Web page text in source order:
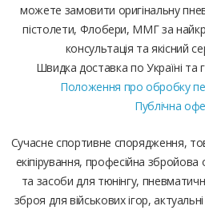
можете замовити оригінальну
пістолети, Флобери, ММГ за
консультація та якісний
Швидка доставка по Україні та
Положення про обробку
Публічна
Сучасне спортивне спорядження,
екіпірування, професійна
та засоби для тюнінгу,
зброя для військових ігор,